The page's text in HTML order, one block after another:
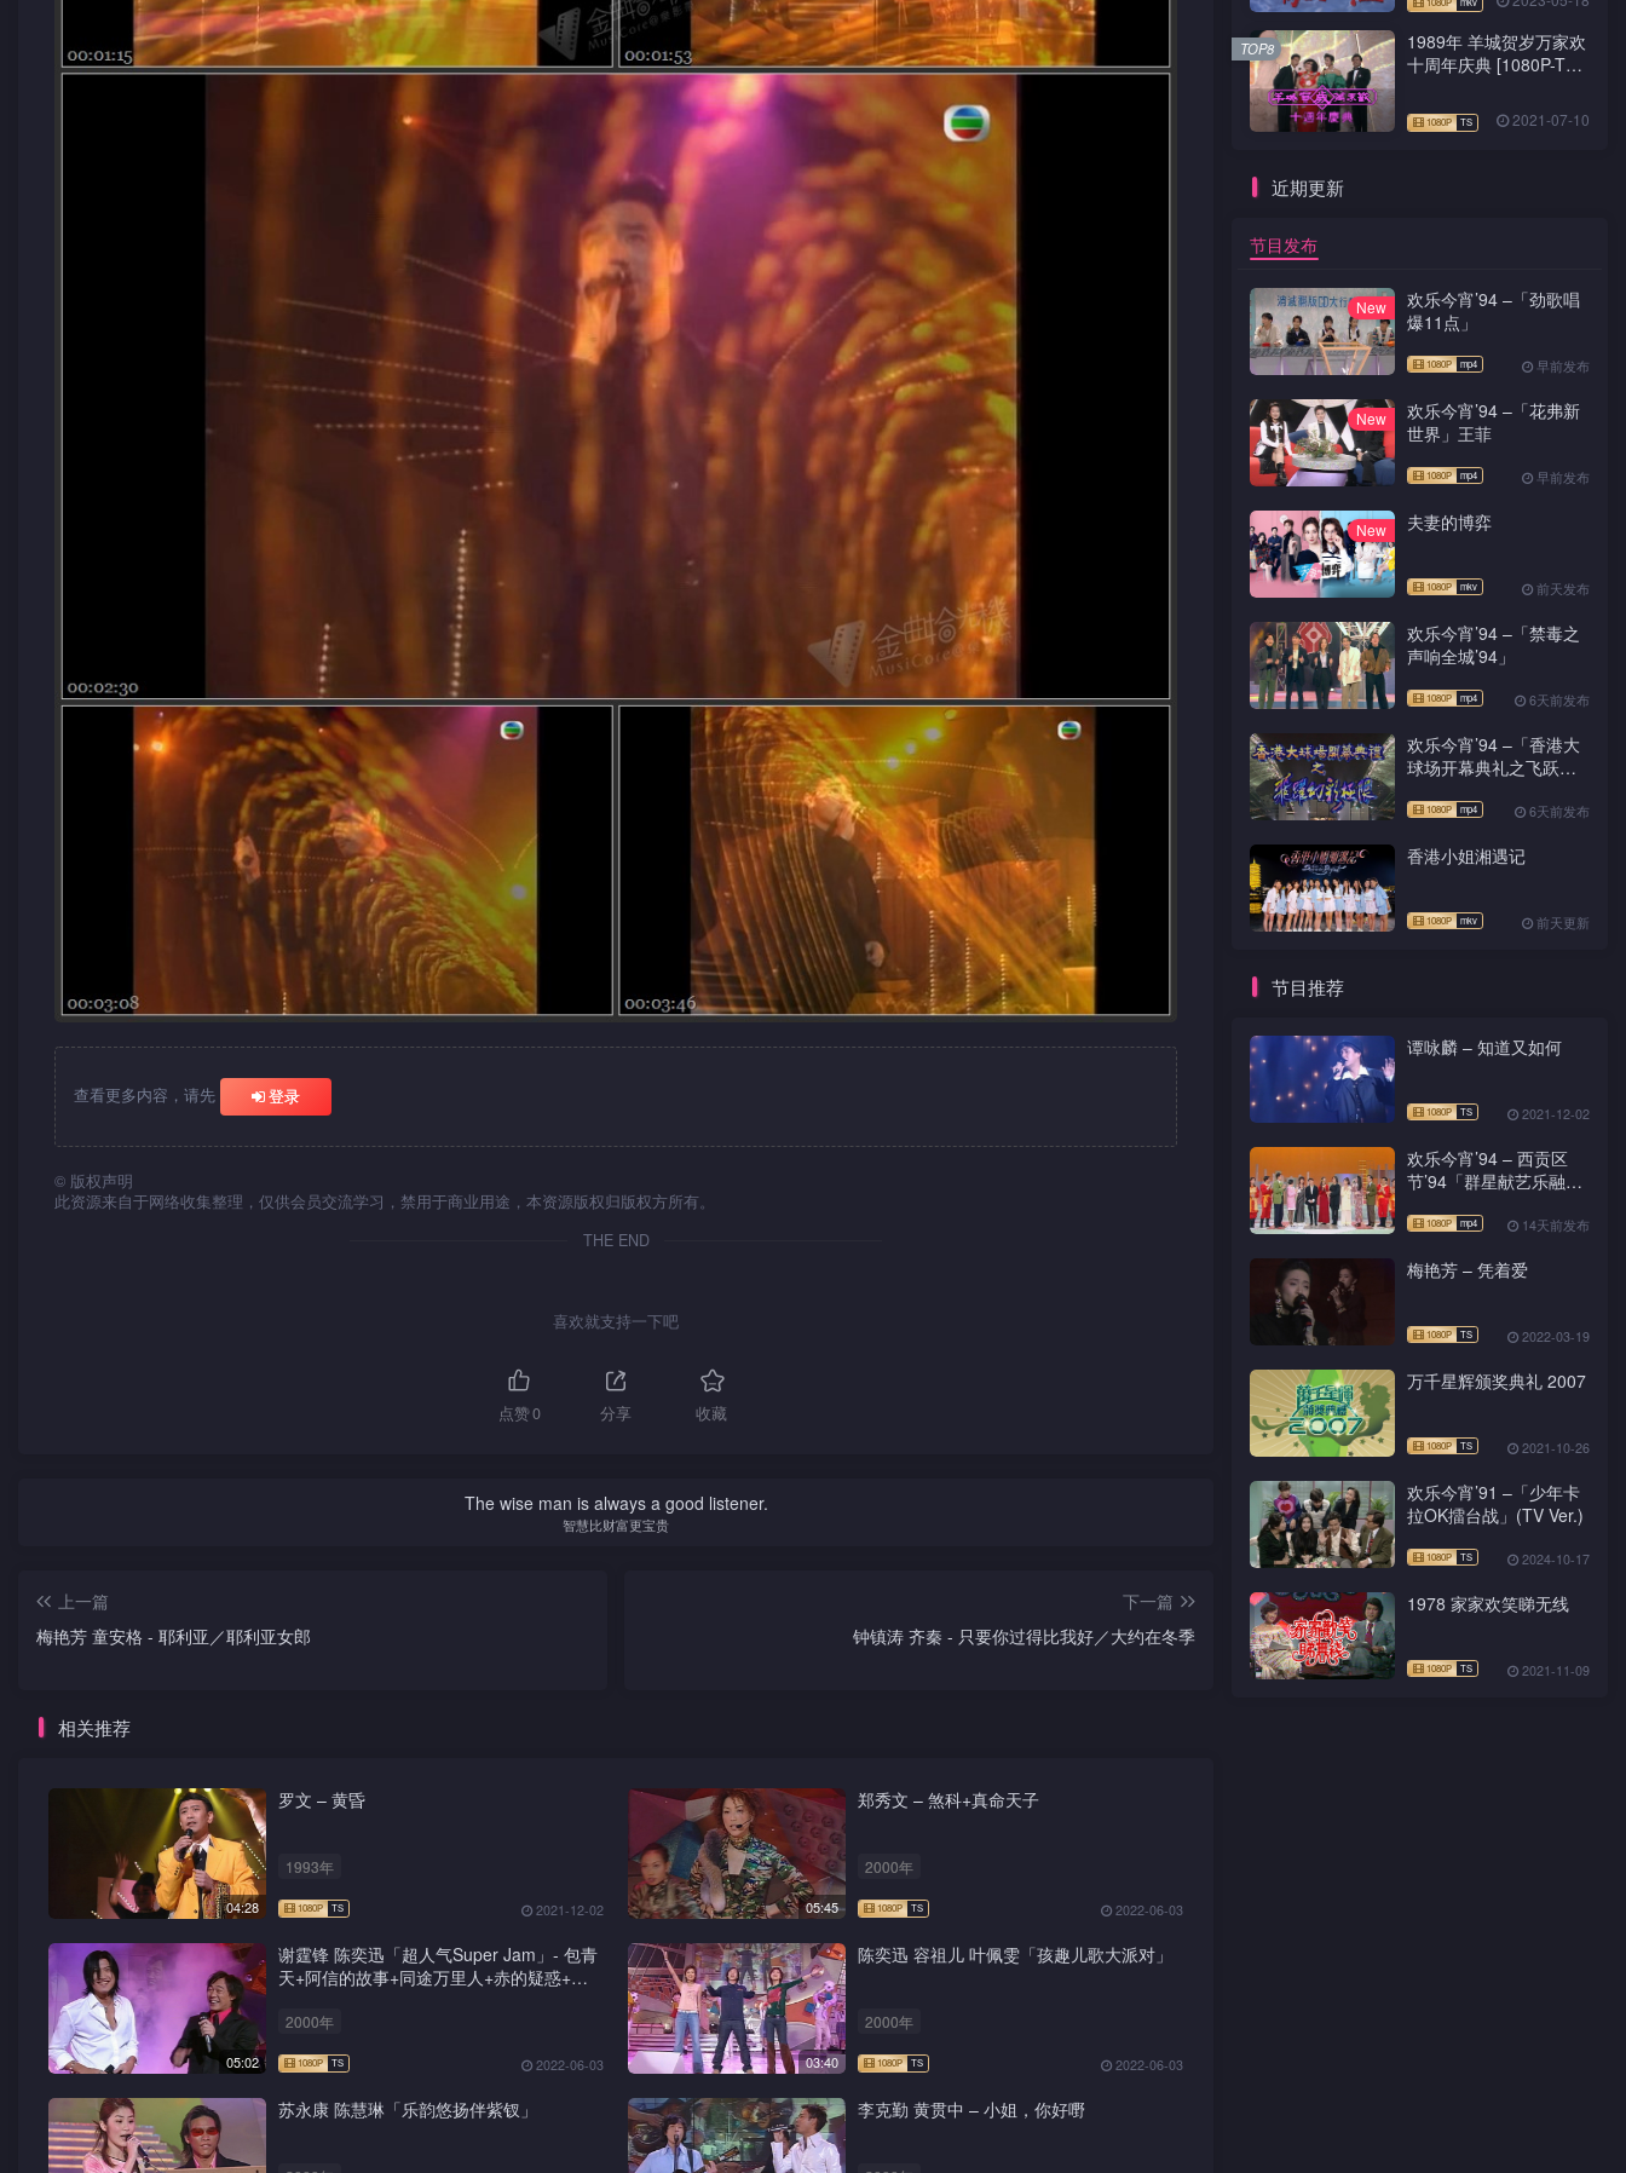
查看更多内容，请先 登录
© 版权声明
此资源来自于网络收集整理，仅供会员交流学习，禁用于商业用途，本资源版权归版权方所有。
THE END
喜欢就支持一下吧
点赞0 分享 收藏
The wise man is always a good listener.
智慧比财富更宝贵
上一篇
梅艳芳 童安格 - 耶利亚／耶利亚女郎
下一篇
钟镇涛 齐秦 - 只要你过得比我好／大约在冬季
相关推荐
04:28
罗文 – 黄昏
1993年
2021-12-02 05:45
郑秀文 – 煞科+真命天子
2000年
2022-06-03
05:02
谢霆锋 陈奕迅「超人气Super Jam」- 包青
天+阿信的故事+同途万里人+赤的疑惑+新
2000年
2022-06-03 03:40
陈奕迅 容祖儿 叶佩雯「孩趣儿歌大派对」
2000年
2022-06-03
苏永康 陈慧琳「乐韵悠扬伴紫钗」 李克勤 黄贯中 – 小姐，你好嘢
1989年 羊城贺岁万家欢
十周年庆典 [1080P-TS
2021-07-10
TOP8
近期更新
节目发布
New
欢乐今宵’94 –「劲歌唱
爆11点」
早前发布
New
欢乐今宵’94 –「花弗新
世界」王菲
早前发布
New 夫妻的博弈
前天发布
欢乐今宵’94 –「禁毒之
声响全城’94」
6天前发布
欢乐今宵’94 –「香港大
球场开幕典礼之飞跃幻
6天前发布
香港小姐湘遇记
前天更新
节目推荐
谭咏麟 – 知道又如何
2021-12-02
欢乐今宵’94 – 西贡区
节’94「群星献艺乐融
14天前发布
梅艳芳 – 凭着爱
2022-03-19
万千星辉颁奖典礼 2007
2021-10-26
欢乐今宵’91 –「少年卡
拉OK擂台战」(TV Ver.)
2024-10-17
1978 家家欢笑睇无线
2021-11-09